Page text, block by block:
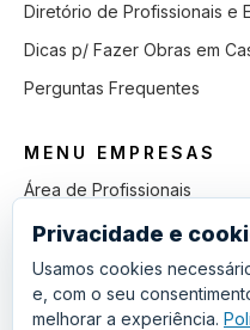
Diretório de Profissionais e
Dicas p/ Fazer Obras em
Perguntas Frequentes
MENU EMPRESAS
Área de Profissionais
Como Funciona
Lista de Pedidos em Aberto
Como Ganhar mais Obras
Privacidade e
Usamos cookies
e, com o seu
melhorar a experiência.